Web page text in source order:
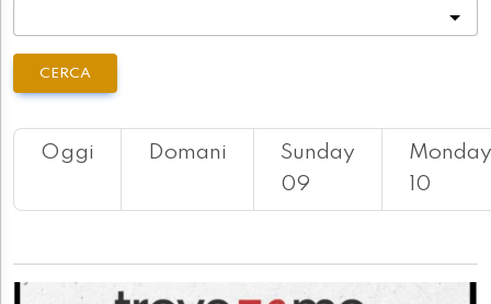
CERCA
Oggi Domani
Sunday
09
Monday
10